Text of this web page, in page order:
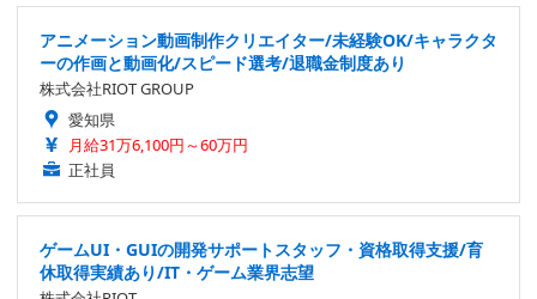
アニメーション動画制作クリエイター/未経験OK/キャラクタ
ーの作画と動画化/スピード選考/退職金制度あり
株式会社RIOT GROUP
愛知県
月給31万6,100円～60万円
正社員
ゲームUI・GUIの開発サポートスタッフ・資格取得支援/育
休取得実績あり/IT・ゲーム業界志望